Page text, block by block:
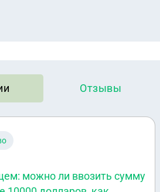
Отзывы
можно ли ввозить сумму